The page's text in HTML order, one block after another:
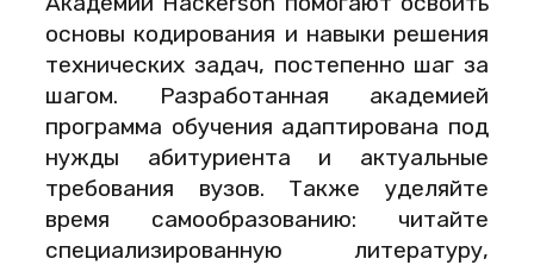
основы кодирования и навыки решения
технических задач, постепенно шаг за
шагом. Разработанная академией
программа обучения адаптирована под
нужды абитуриента и актуальные
требования вузов. Также уделяйте
время самообразованию: читайте
специализированную литературу,